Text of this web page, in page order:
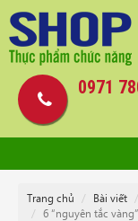
0971
Trang chủ Bài viết
6 “nguyên tắc